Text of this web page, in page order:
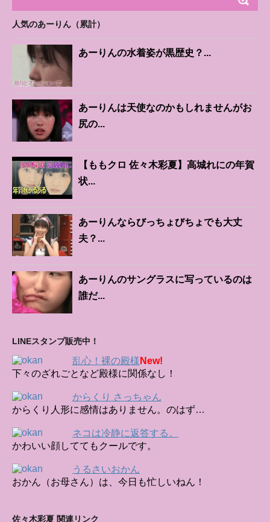
人気のあーりん（累計）
あーりんの水着姿が黒歴史？...
あーりんは天使なのかもしれませんがお
尻の...
【ももクロ 佐々木彩夏】高城れにの年賀
状...
あーりんならびっちょびちょでも大丈
夫？...
あーりんのサングラスに写っているのは
誰だ...
LINEスタンプ販売中！
乱心！裸の殿様 New!
下々のざれごとなど殿様に関係なし！
からくり さっちゃん
からくり人形に感情はありません。のはず…
ネコは冷静に返答する。
かわいい顔しててもクールです。
うるさいおかん
おかん（お母さん）は、今日も忙しいねん！
佐々木彩夏 関連リンク